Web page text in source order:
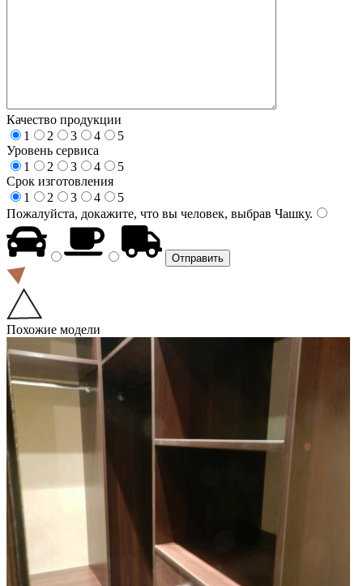
Качество продукции
1
2 3 4
5
Уровень сервиса
1
2 3 4
5
Срок изготовления
1
2 3 4
5
Пожалуйста, докажите, что вы человек, выбрав Чашку.
Похожие модели